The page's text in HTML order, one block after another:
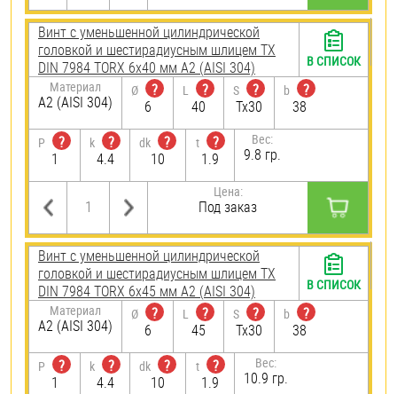
Винт с уменьшенной цилиндрической
головкой и шестирадиусным шлицем TX
DIN 7984 TORX 6х40 мм А2 (AISI 304)
Материал
А2 (AISI 304)
Ø
?
6
L
?
40
S
?
Tx30
b
?
38
P
?
1
k
?
4.4
dk
?
10
t
?
1.9
Вес:
9.8 гр.
Цена:
Под заказ
В СПИСОК
Винт с уменьшенной цилиндрической
головкой и шестирадиусным шлицем TX
DIN 7984 TORX 6х45 мм А2 (AISI 304)
Материал
А2 (AISI 304)
Ø
?
6
L
?
45
S
?
Tx30
b
?
38
P
?
1
k
?
4.4
dk
?
10
t
?
1.9
Вес:
10.9 гр.
В СПИСОК